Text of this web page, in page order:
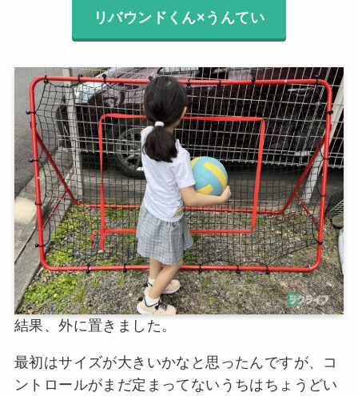
リバウンドくん×うんてい
結果、外に置きました。
最初はサイズが大きいかなと思ったんですが、コ
ントロールがまだ定まってないうちはちょうどい